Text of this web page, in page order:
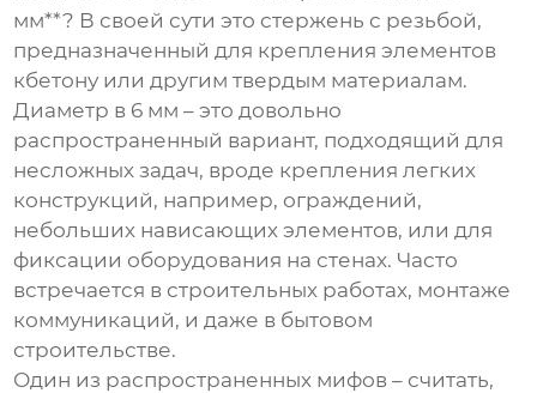
мм**? В своей сути это стержень с резьбой,
предназначенный для крепления элементов
кбетону или другим твердым материалам.
Диаметр в 6 мм – это довольно
распространенный вариант, подходящий для
несложных задач, вроде крепления легких
конструкций, например, ограждений,
небольших нависающих элементов, или для
фиксации оборудования на стенах. Часто
встречается в строительных работах, монтаже
коммуникаций, и даже в бытовом
строительстве.
Один из распространенных мифов – считать,